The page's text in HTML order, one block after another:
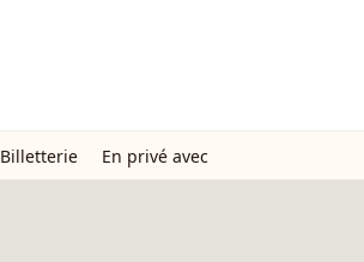
Billetterie En privé avec